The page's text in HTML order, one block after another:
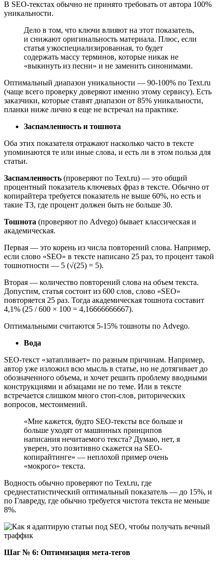
В SEO-текстах обычно не принято требовать от автора 100%
уникальности.
Дело в том, что ключи влияют на этот показатель,
и снижают оригинальность материала. Плюс, если
статья узкоспециализированная, то будет
содержать массу терминов, которые никак не
«выкинуть из песни» и не заменить синонимами.
Оптимальный диапазон уникальности ― 90-100% по Text.ru
(чаще всего проверку доверяют именно этому сервису). Есть
заказчики, которые ставят диапазон от 85% уникальности,
планки ниже лично я еще не встречал на практике.
Заспамленность и тошнота
Оба этих показателя отражают насколько часто в тексте
упоминаются те или иные слова, и есть ли в этом польза для
статьи.
Заспамленность (проверяют по Text.ru) ― это общий
процентный показатель ключевых фраз в тексте. Обычно от
копирайтера требуется показатель не выше 60%, но есть и
такие ТЗ, где процент должен быть не больше 30.
Тошнота (проверяют по Advego) бывает классическая и
академическая.
Первая ― это корень из числа повторений слова. Например,
если слово «SEO» в тексте написано 25 раз, то процент такой
тошнотности ― 5 (√(25) = 5).
Вторая ― количество повторений слова на объем текста.
Допустим, статья состоит из 600 слов, слово «SEO»
повторяется 25 раз. Тогда академическая тошнота составит
4,1% (25 / 600 × 100 = 4,16666666667).
Оптимальными считаются 5-15% тошноты по Advego.
Вода
SEO-текст «затапливает» по разным причинам. Например,
автор уже изложил всю мысль в статье, но не дотягивает до
обозначенного объема, и хочет решить проблему вводными
конструкциями и абзацами не по теме. Или в тексте
встречается слишком много стоп-слов, риторических
вопросов, местоимений.
«Мне кажется, будто SEO-тексты все больше и
больше уходят от машинных принципов
написания нечитаемого текста? Думаю, нет, я
уверен, это позитивно скажется на SEO-
копирайтинге» ― неплохой пример очень
«мокрого» текста.
Водность обычно проверяют по Text.ru, где
среднестатистический оптимальный показатель ― до 15%, и
по Главреду, где обычно требуется чистота текста не меньше
8%.
Шаг № 6: Оптимизация мета-тегов